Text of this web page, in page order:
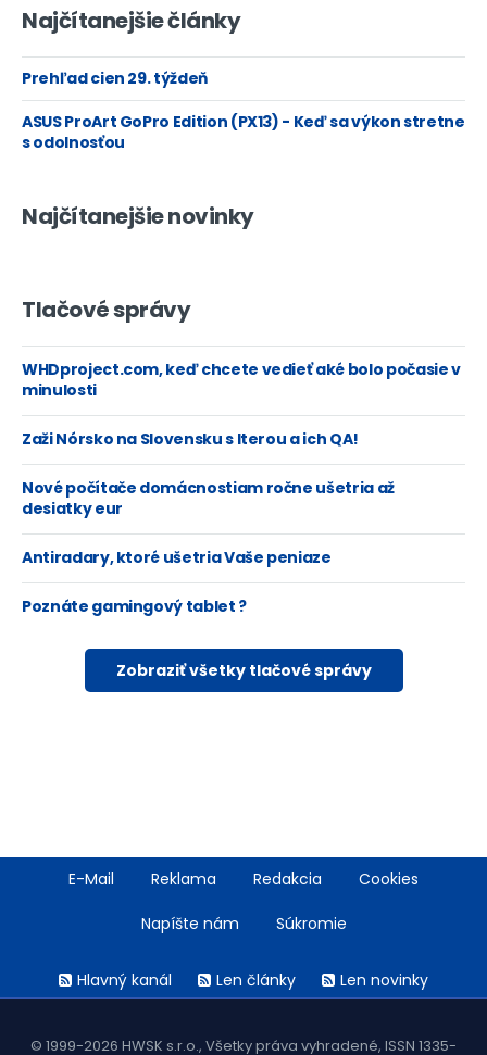
Najčítanejšie články
Prehľad cien 29. týždeň
ASUS ProArt GoPro Edition (PX13) - Keď sa výkon stretne
s odolnosťou
Najčítanejšie novinky
Tlačové správy
WHDproject.com, keď chcete vedieť aké bolo počasie v
minulosti
Zaži Nórsko na Slovensku s Iterou a ich QA!
Nové počítače domácnostiam ročne ušetria až
desiatky eur
Antiradary, ktoré ušetria Vaše peniaze
Poznáte gamingový tablet ?
Zobraziť všetky tlačové správy
FooterE-Mail Reklama Redakcia Cookies
Napíšte nám Súkromie
menuHlavný kanál Len články Len novinky
© 1999-2026 HWSK s.r.o., Všetky práva vyhradené, ISSN 1335-